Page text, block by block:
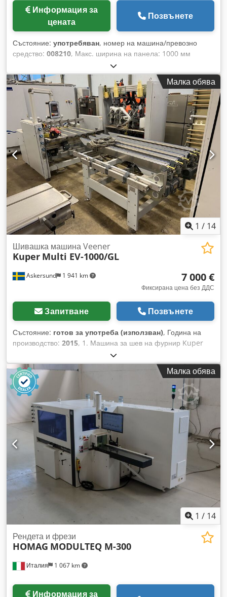
Информация за
цената
Позвънете
Състояние: употребяван, номер на машина/превозно
средство: 008210, Макс. ширина на панела: 1000 мм
Credpfx Aex A Thwoktsf Макс. дължина на панела: 2500 мм
Дължина на транспортьора: 10000 мм Връщане на детайли
за кантослепваща машина: отдясно
Малка обява
1 / 14
Askersund 1 941 km
Шивашка машина Veener
Kuper Multi EV-1000/GL
7 000 €
Фиксирана цена без ДДС
Запитване Позвънете
Състояние: готов за употреба (използван), Година на
производство: 2015, 1. Машина за шев на фурнир Kuper
Марка: Kuper Модел: Multi EV-1000/GL Сериен номер:
K151-00032 Артикулен номер: 160802 Година на
производство: 2015 Технически данни: Максимална
работна ширина по посока на влакната: 1000 мм
Минимална работна ширина по посока на влакната: 300
мм Дебелина на фурнира: 0,5-2 мм Максимална дължина
на фурнирния лист: 1000 мм Cjdpsipx Aijfx Aktsrf
Минимална дължина на фурнирния лист: 300 мм Скорост
на подаване: 30 м/мин Налягане на сгъстен въздух: 6-8
бара Габаритни размери на машината (ДxШxВ):
6605x2450x2200 мм 2. Подавател Kuper Марка: Kuper
Модел: Aufgageband 1000x1000 Мощност на двигателя:
0,75 kW 3. Дозатор Kuper Марка: Kuper Мощност на
двигателя: 0,75 kW 4. Електрически шкаф Kuper Марка:
Kuper Модел: Schaltschrank 1/1 zu Инвентарен номер:
Малка обява
1 / 14
Италия 1 067 km
Рендета и фрези
HOMAG MODULTEQ M-300
Информация за